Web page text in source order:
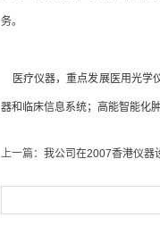
务。
医疗仪器，重点发展医用光学
器和临床信息系统；高能智能化
上一篇： 我公司在2007香港仪器